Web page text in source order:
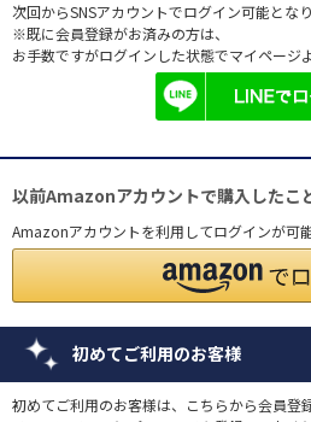
次回からSNSアカウントでログイン可能となり
※既に会員登録がお済みの方は、
お手数ですがログインした状態でマイページ
以前Amazonアカウントで購入したこ
Amazonアカウントを利用してログインが可能
初めてご利用のお客様
初めてご利用のお客様は、こちらから会員登